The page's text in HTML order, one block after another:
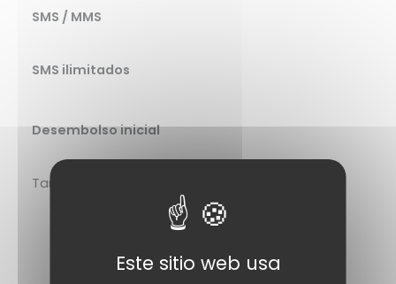
SMS / MMS
SMS ilimitados
Desembolso inicial
Tarjeta SIM:
Este sitio web usa